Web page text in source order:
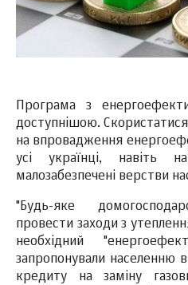
Програма з
доступнішою.
на впровадження
усі українці, навіть
малозабезпечені верстви
"Будь-яке
провести заходи з
необхідний
запропонували населенню
кредиту на заміну